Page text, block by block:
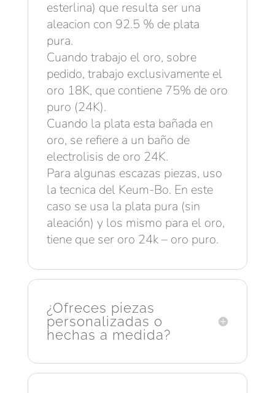
esterlina) que resulta ser una
aleacion con 92.5 % de plata
pura.
Cuando trabajo el oro, sobre
pedido, trabajo exclusivamente el
oro 18K, que contiene 75% de oro
puro (24K).
Cuando la plata esta bañada en
oro, se refiere a un baño de
electrolisis de oro 24K.
Para algunas escazas piezas, uso
la tecnica del Keum-Bo. En este
caso se usa la plata pura (sin
aleación) y los mismo para el oro,
tiene que ser oro 24k – oro puro.
¿Ofreces piezas
personalizadas o
hechas a medida?